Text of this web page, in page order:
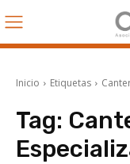
Inicio Etiquetas
Tag: